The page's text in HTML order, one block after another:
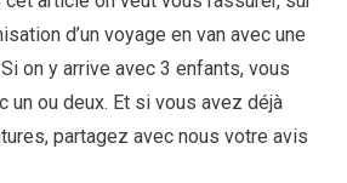
d’un voyage en van avec une
on y arrive avec 3 enfants, vous
un ou deux. Et si vous avez déjà
partagez avec nous votre avis